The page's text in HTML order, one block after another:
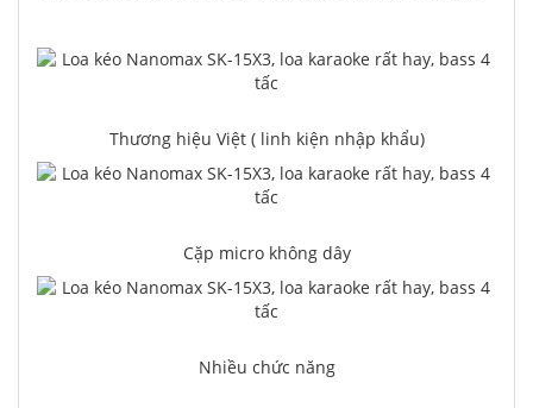
Thương hiệu Việt ( linh kiện nhập khẩu)
Cặp micro không dây
Nhiều chức năng